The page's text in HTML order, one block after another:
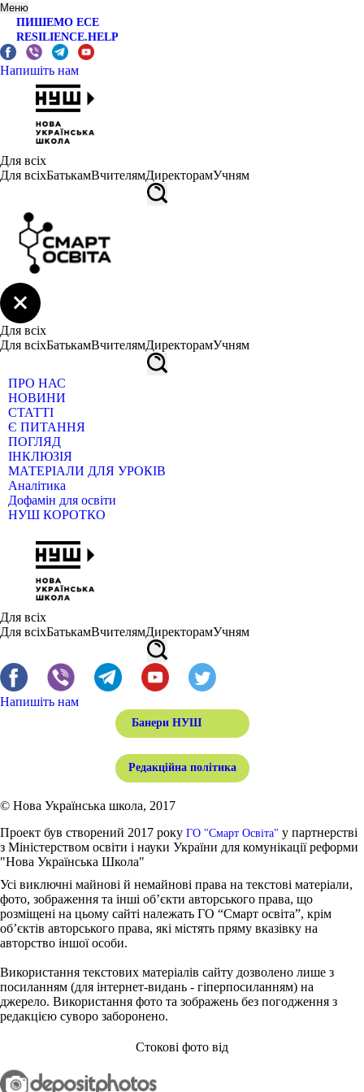
Меню
ПИШЕМО ЕСЕ
RESILIENCE.HELP
Напишіть нам
Для всіх
Для всіхБатькамВчителямДиректорамУчням
Для всіх
Для всіхБатькамВчителямДиректорамУчням
ПРО НАС
НОВИНИ
СТАТТІ
Є ПИТАННЯ
ПОГЛЯД
ІНКЛЮЗІЯ
МАТЕРІАЛИ ДЛЯ УРОКІВ
Аналітика
Дофамін для освіти
НУШ КОРОТКО
Для всіх
Для всіхБатькамВчителямДиректорамУчням
Напишіть нам
Банери НУШ
Редакційна політика
© Нова Українська школа, 2017
Проект був створений 2017 року ГО "Смарт Освіта" у партнерстві
з Міністерством освіти і науки України для комунікації реформи
"Нова Українська Школа"
Усі виключні майнові й немайнові права на текстові матеріали,
фото, зображення та інші об’єкти авторського права, що
розміщені на цьому сайті належать ГО “Смарт освіта”, крім
об’єктів авторського права, які містять пряму вказівку на
авторство іншої особи.
Використання текстових матеріалів сайту дозволено лише з
посиланням (для інтернет-видань - гіперпосиланням) на
джерело. Використання фото та зображень без погодження з
редакцією суворо заборонено.
Стокові фото від